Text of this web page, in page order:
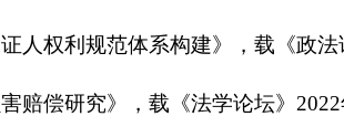
人权利规范体系构建》，载《政
赔偿研究》，载《法学论坛》